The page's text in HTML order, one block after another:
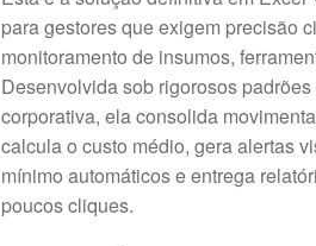
para gestores que exigem precisão
monitoramento de insumos,
Desenvolvida sob rigorosos
corporativa, ela consolida
calcula o custo médio, gera alertas
mínimo automáticos e entrega
poucos cliques.